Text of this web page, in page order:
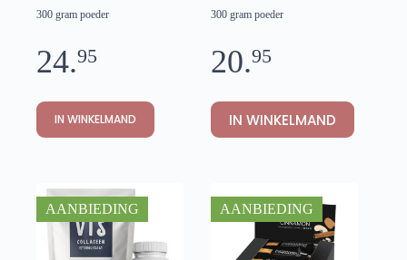
300 gram poeder
24.95
IN WINKELMAND
300 gram poeder
20.95
IN WINKELMAND
AANBIEDING AANBIEDING